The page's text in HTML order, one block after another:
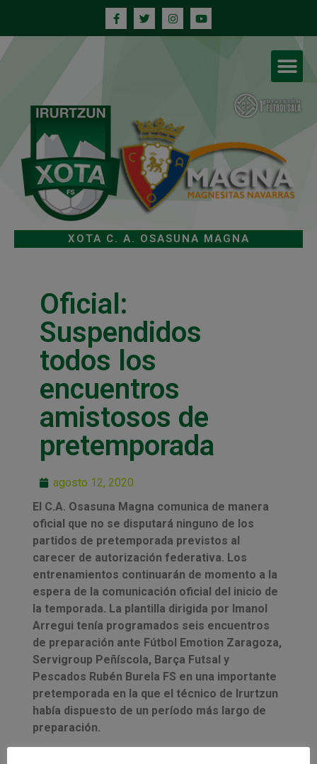
XOTA C. A. OSASUNA MAGNA
Oficial:
Suspendidos
todos los
encuentros
amistosos de
pretemporada
agosto 12, 2020
El C.A. Osasuna Magna comunica de manera
oficial que no se disputará ninguno de los
partidos de pretemporada previstos al
carecer de autorización federativa. Los
entrenamientos continuarán de momento a la
espera de la comunicación oficial del inicio de
la temporada. La plantilla dirigida por Imanol
Arregui tenía programados seis encuentros
de preparación ante Fútbol Emotion Zaragoza,
Servigroup Peñíscola, Barça Futsal y
Pescados Rubén Burela FS en una importante
pretemporada en la que el técnico de Irurtzun
había dispuesto de un período más largo de
preparación.